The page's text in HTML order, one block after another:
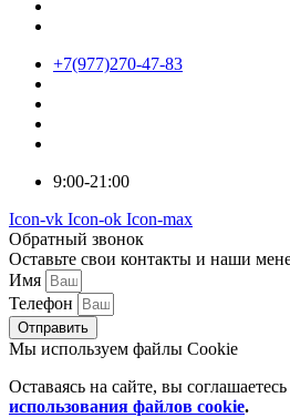
+7(977)270-47-83
9:00-21:00
Icon-vk Icon-ok Icon-max
Обратный звонок
Оставьте свои контакты и наши
Имя
Телефон
Отправить
Мы используем файлы Cookie
Оставаясь на сайте, вы соглашаетесь
использования файлов cookie.